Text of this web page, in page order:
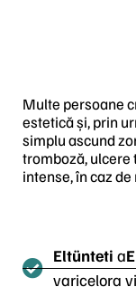
Multe persoane
estetică și, prin
simplu ascund
tromboză, ulcere
intense, în caz
Eltünteti a
varicelora